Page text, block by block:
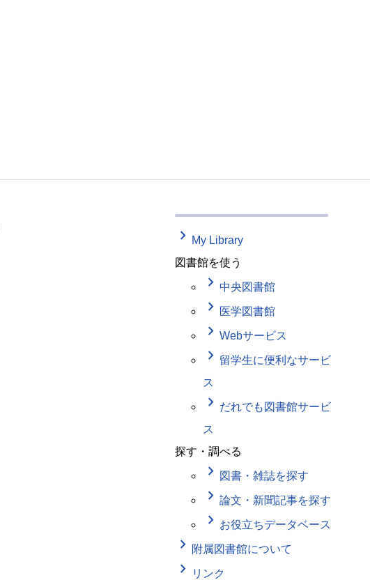
keyboard_arrow_right My Library
図書館を使う
keyboard_arrow_right 中央図書館
keyboard_arrow_right 医学図書館
keyboard_arrow_right Webサービス
keyboard_arrow_right 留学生に便利なサービ
ス
keyboard_arrow_right だれでも図書館サービ
ス
探す・調べる
keyboard_arrow_right 図書・雑誌を探す
keyboard_arrow_right 論文・新聞記事を探す
keyboard_arrow_right お役立ちデータベース
keyboard_arrow_right 附属図書館について
keyboard_arrow_right リンク